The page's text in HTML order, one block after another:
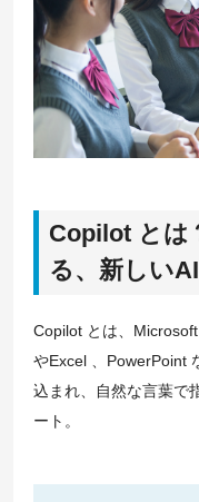
Copilot とは
る、新しい
Copilot とは、
やExcel 、PowerPoint
込まれ、自然な言葉で
ート。